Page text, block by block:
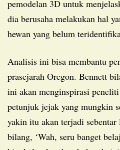
pemodelan 3D untuk
dia berusaha melakukan hal
hewan yang belum
Analisis ini bisa membantu peneliti memahami ekosistem
prasejarah Oregon. Bennett
ini akan menginspirasi
petunjuk jejak yang mungkin
yakin itu akan terjadi
bilang, ‘Wah, seru banget